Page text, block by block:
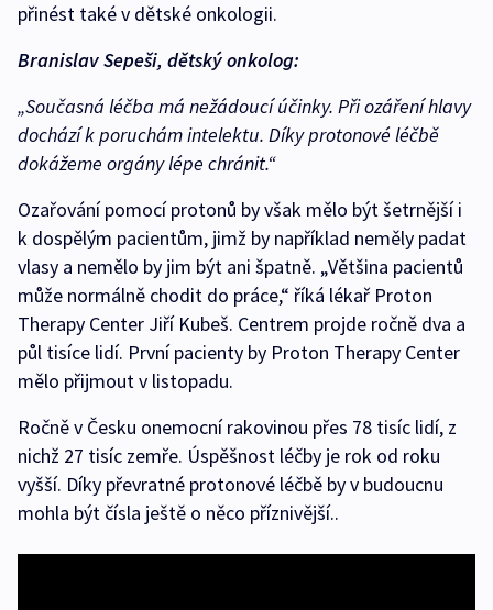
přinést také v dětské onkologii.
Branislav Sepeši, dětský onkolog:
„Současná léčba má nežádoucí účinky. Při ozáření hlavy
dochází k poruchám intelektu. Díky protonové léčbě
dokážeme orgány lépe chránit.“
Ozařování pomocí protonů by však mělo být šetrnější i
k dospělým pacientům, jimž by například neměly padat
vlasy a nemělo by jim být ani špatně. „Většina pacientů
může normálně chodit do práce,“ říká lékař Proton
Therapy Center Jiří Kubeš. Centrem projde ročně dva a
půl tisíce lidí. První pacienty by Proton Therapy Center
mělo přijmout v listopadu.
Ročně v Česku onemocní rakovinou přes 78 tisíc lidí, z
nichž 27 tisíc zemře. Úspěšnost léčby je rok od roku
vyšší. Díky převratné protonové léčbě by v budoucnu
mohla být čísla ještě o něco příznivější..